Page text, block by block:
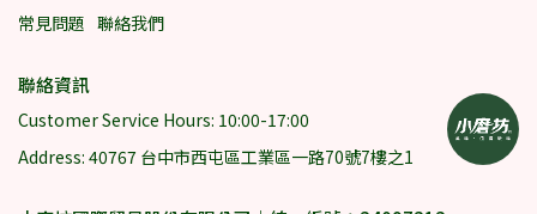
常見問題 聯絡我們
聯絡資訊
Customer Service Hours: 10:00-17:00
Address: 40767 台中市西屯區工業區一路70號7樓之1